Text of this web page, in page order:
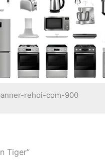
rehoi-com-900
Tiger”